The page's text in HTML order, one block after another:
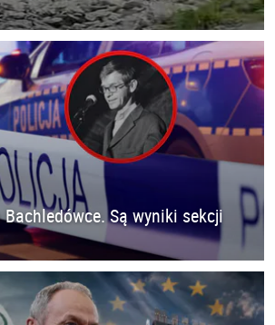
Bachledówce. Są wyniki sekcji